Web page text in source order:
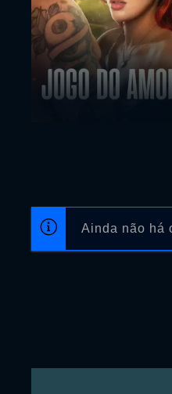
Ainda não há